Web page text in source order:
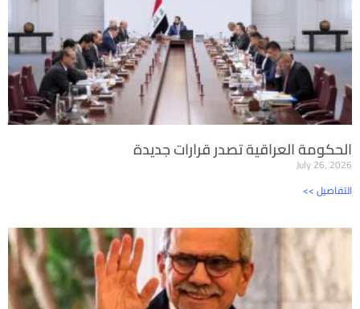
الحكومة العراقية تصدر قرارات جديدة
July 26, 2026
<< التفاصيل